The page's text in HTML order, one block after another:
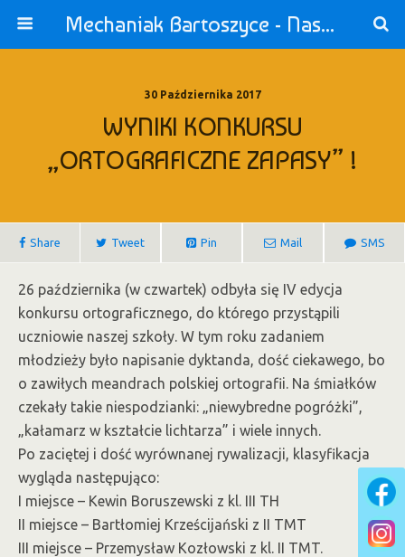
Mechaniak Bartoszyce - Nasza Szkoła jest OK!
30 Października 2017
WYNIKI KONKURSU
„ORTOGRAFICZNE ZAPASY” !
Share Tweet Pin Mail SMS
26 października (w czwartek) odbyła się IV edycja
konkursu ortograficznego, do którego przystąpili
uczniowie naszej szkoły. W tym roku zadaniem
młodzieży było napisanie dyktanda, dość ciekawego, bo
o zawiłych meandrach polskiej ortografii. Na śmiałków
czekały takie niespodzianki: „niewybredne pogróżki”,
„kałamarz w kształcie lichtarza” i wiele innych.
Po zaciętej i dość wyrównanej rywalizacji, klasyfikacja
wygląda następująco:
I miejsce – Kewin Boruszewski z kl. III TH
II miejsce – Bartłomiej Krześcijański z II TMT
III miejsce – Przemysław Kozłowski z kl. II TMT.